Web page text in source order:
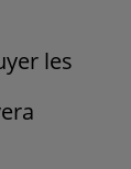
les